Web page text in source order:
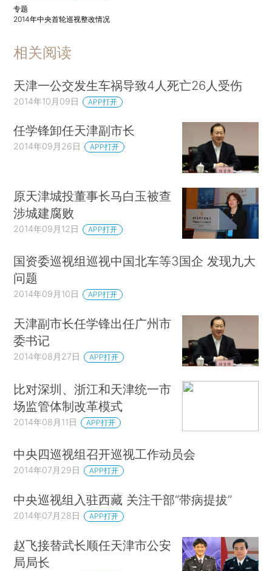
专题
2014年中央首轮巡视整改情况
相关阅读
天津一公交发生车祸导致4人死亡26人受伤
2014年10月09日 APP打开
任学锋卸任天津副市长
2014年09月26日 APP打开
原天津城投董事长马白玉被查
涉城建腐败
2014年09月12日 APP打开
国资委巡视组巡视中国北车等3国企 发现九大
问题
2014年09月10日 APP打开
天津副市长任学锋出任广州市
委书记
2014年08月27日 APP打开
比对深圳、浙江和天津统一市
场监管体制改革模式
2014年08月11日 APP打开
中央四巡视组召开巡视工作动员会
2014年07月29日 APP打开
中央巡视组入驻西藏 关注干部“带病提拔”
2014年07月28日 APP打开
赵飞接替武长顺任天津市公安
局局长